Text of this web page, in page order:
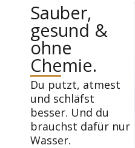
Sauber,
gesund &
ohne
Chemie.
Du putzt, atmest
und schläfst
besser. Und du
brauchst dafür nur
Wasser.